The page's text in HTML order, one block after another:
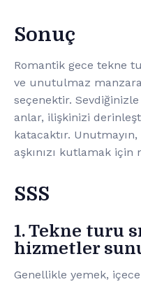
Sonuç
Romantik gece tekne
ve unutulmaz
seçenektir.
anlar, ilişkinizi
katacaktır.
aşkınızı kutlamak
SSS
1. Tekne turu
hizmetler
Genellikle yemek,